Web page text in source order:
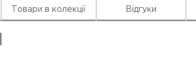
Товари в колекції Відгуки